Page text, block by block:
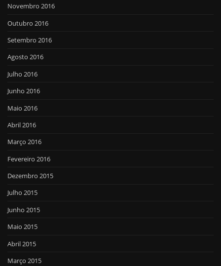
Novembro 2016
Outubro 2016
Setembro 2016
Agosto 2016
Julho 2016
Junho 2016
Maio 2016
Abril 2016
Março 2016
Fevereiro 2016
Dezembro 2015
Julho 2015
Junho 2015
Maio 2015
Abril 2015
Março 2015